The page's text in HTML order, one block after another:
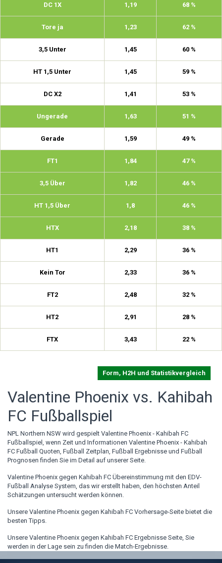
DC 1X 1,19 68 %
Tore ja 1,23 62 %
3,5 Unter 1,45 60 %
HT 1,5 Unter 1,45 59 %
DC X2 1,41 53 %
Ungerade 1,63 51 %
Gerade 1,59 49 %
FT1 1,84 47 %
3,5 Über 1,82 46 %
HT 1,5 Über 1,8 46 %
HTX 2,18 38 %
HT1 2,29 36 %
Kein Tor 2,33 36 %
FT2 2,48 32 %
HT2 2,91 28 %
FTX 3,43 22 %
Form, H2H und Statistikvergleich
Valentine Phoenix vs. Kahibah
FC Fußballspiel
NPL Northern NSW wird gespielt Valentine Phoenix - Kahibah FC
Fußballspiel, wenn Zeit und Informationen Valentine Phoenix - Kahibah
FC Fußball Quoten, Fußball Zeitplan, Fußball Ergebnisse und Fußball
Prognosen finden Sie im Detail auf unserer Seite.
Valentine Phoenix gegen Kahibah FC Übereinstimmung mit den EDV-
Fußball Analyse System, das wir erstellt haben, den höchsten Anteil
Schätzungen untersucht werden können.
Unsere Valentine Phoenix gegen Kahibah FC Vorhersage-Seite bietet die
besten Tipps.
Unsere Valentine Phoenix gegen Kahibah FC Ergebnisse Seite, Sie
werden in der Lage sein zu finden die Match-Ergebnisse.